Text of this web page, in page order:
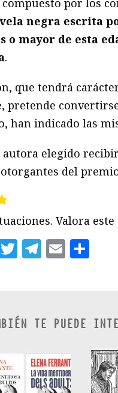
por los
negra escrita
o mayor de esta
.
que tendrá
pretende
han indicado las
elegido
del
Valora
Twitter
Telegram
Email
TE PUEDE